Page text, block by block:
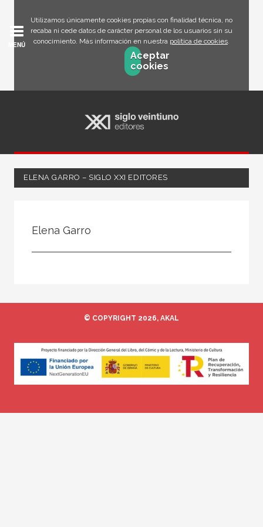
Utilizamos únicamente cookies propias con finalidad técnica, no
recaba ni cede datos de carácter personal de los usuarios sin su
conocimiento. Más información en nuestra política de cookies.
Aceptar
cookies
MENÚ
ELENA GARRO – SIGLO XXI EDITORES
Elena Garro
© COPYRIGHT 2026, AKAL